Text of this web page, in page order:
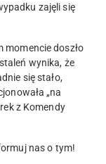
zajęli się
momencie doszło
wynika, że
się stało,
„na
z Komendy
nas o tym!